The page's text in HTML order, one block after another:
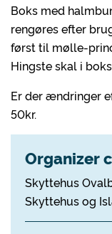
Boks med
rengøres efter
først til mølle-
Hingste skal i
Er der ændringer
50kr.
Organizer
Skyttehus
Skyttehus og